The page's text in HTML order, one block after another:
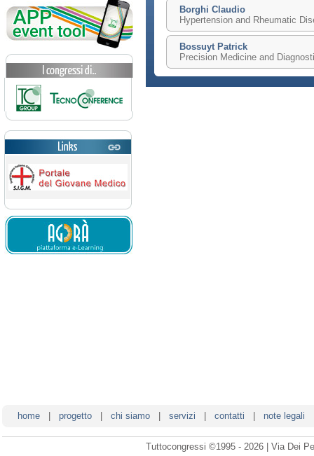
Borghi Claudio
Hypertension and Rheumatic
Bossuyt Patrick
Precision Medicine and
home progetto chi siamo servizi contatti note legali
Tuttocongressi ©1995 - 2026 | Via Dei